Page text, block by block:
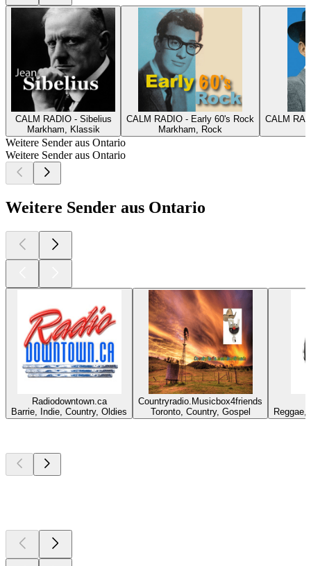
CALM RADIO - Sibelius
Markham, Klassik
CALM RADIO - Early 60's Rock
Markham, Rock
CALM
Weitere Sender aus Ontario
Weitere Sender aus Ontario
Weitere Sender aus Ontario
Radiodowntown.ca
Barrie, Indie, Country, Oldies
Countryradio.Musicbox4friends
Toronto, Country, Gospel
Reggae,